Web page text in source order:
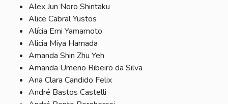
Alex Jun Noro Shintaku
Alice Cabral Yustos
Alícia Emi Yamamoto
Alicia Miya Hamada
Amanda Shin Zhu Yeh
Amanda Umeno Ribeiro da Silva
Ana Clara Candido Felix
André Bastos Castelli